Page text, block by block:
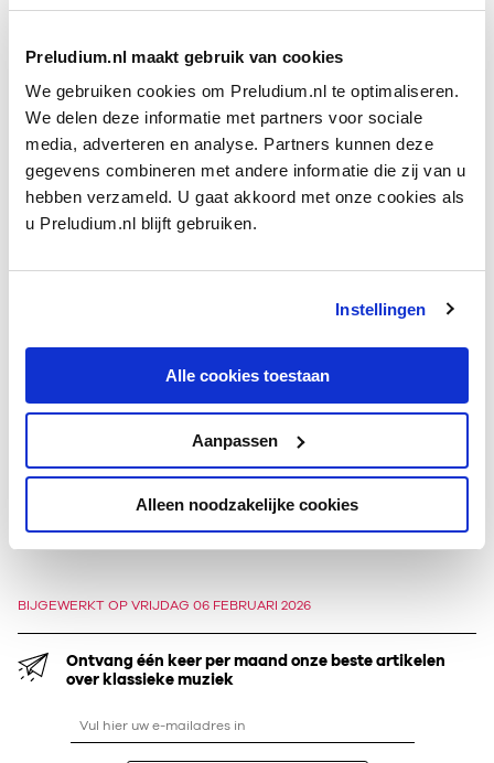
Preludium.nl maakt gebruik van cookies
We gebruiken cookies om Preludium.nl te optimaliseren.
We delen deze informatie met partners voor sociale
media, adverteren en analyse. Partners kunnen deze
gegevens combineren met andere informatie die zij van u
hebben verzameld. U gaat akkoord met onze cookies als
u Preludium.nl blijft gebruiken.
Instellingen
Alle cookies toestaan
Aanpassen
Alleen noodzakelijke cookies
Maria Warenberg
FOTO: EDUARDUS LEE
Met dit laatste orkest tourde ze afgelopen najaar als
Cherubino inMozartsLe nozze di Figaro(in Het
Concertgebouw op 25 oktober jongstleden). BijOperaBallet
Vlaanderen – in een productie die op de Wiener Festwochen
vertolkte ze Annio in MozartsLa clemenza di Tito.
solistenensemble van de Opéra National de Paris. Ze heeft
ook een grote liefde voor hetlied , en zo gaf ze in maart 2025
in deKleine Zaalmet pianistMalcolm Martineaueenrecitalin
de serie Jonge Nederlanders.
Neem een kijkje in dekoffer van Maria Warenberg
BIJGEWERKT OP VRIJDAG 06 FEBRUARI 2026
Ontvang één keer per maand onze beste artikelen
over klassieke muziek